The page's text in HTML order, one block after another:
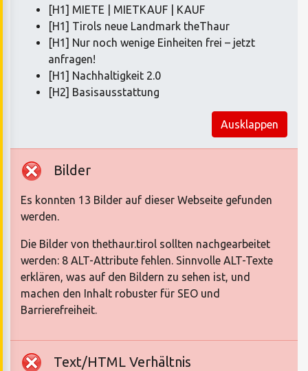
[H1] MIETE | MIETKAUF | KAUF
[H1] Tirols neue Landmark theThaur
[H1] Nur noch wenige Einheiten frei – jetzt
anfragen!
[H1] Nachhaltigkeit 2.0
[H2] Basisausstattung
Ausklappen
Bilder
Es konnten 13 Bilder auf dieser Webseite gefunden
werden.
Die Bilder von thethaur.tirol sollten nachgearbeitet
werden: 8 ALT-Attribute fehlen. Sinnvolle ALT-Texte
erklären, was auf den Bildern zu sehen ist, und
machen den Inhalt robuster für SEO und
Barrierefreiheit.
Text/HTML Verhältnis